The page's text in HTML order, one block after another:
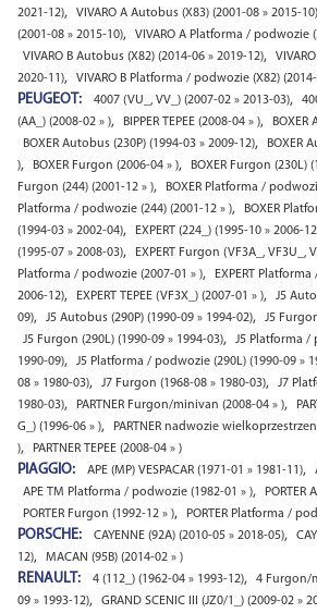
2021-12), VIVARO A Autobus (X83) (2001-08 » 2015-10)
(2001-08 » 2015-10), VIVARO A Platforma / podwozie
VIVARO B Autobus (X82) (2014-06 » 2019-12),
2020-11), VIVARO B Platforma / podwozie (X82)
PEUGEOT: 4007 (VU_, VV_) (2007-02 » 2013-03),
(AA_) (2008-02 » ), BIPPER TEPEE (2008-04 » ), BOXER
BOXER Autobus (230P) (1994-03 » 2009-12),
BOXER
), BOXER Furgon (2006-04 » ), BOXER Furgon (230L)
Furgon (244) (2001-12 » ), BOXER Platforma /
Platforma / podwozie (244) (2001-12 » ),
BOXER
(1994-03 » 2002-04), EXPERT (224_) (1995-10 » 2006-
(1995-07 » 2008-03), EXPERT Furgon (VF3A_, VF3U_,
Platforma / podwozie (2007-01 » ),
EXPERT
2006-12), EXPERT TEPEE (VF3X_) (2007-01 » ),
J5
09), J5 Autobus (290P) (1990-09 » 1994-02), J5
J5 Furgon (290L) (1990-09 » 1994-03),
J5 Platforma /
1990-09), J5 Platforma / podwozie (290L) (1990-09 »
08 » 1980-03), J7 Furgon (1968-08 » 1980-03),
J7
1980-03), PARTNER Furgon/minivan (2008-04 » ),
G_) (1996-06 » ),
PARTNER nadwozie
), PARTNER TEPEE (2008-04 » )
PIAGGIO: APE (MP) VESPACAR (1971-01 » 1981-11),
APE TM Platforma / podwozie (1982-01 » ), PORTER
PORTER Furgon (1992-12 » ), PORTER Platforma /
PORSCHE: CAYENNE (92A) (2010-05 » 2018-05),
12), MACAN (95B) (2014-02 » )
RENAULT: 4 (112_) (1962-04 » 1993-12),
4 Furgon/
09 » 1993-12), GRAND SCENIC III (JZ0/1_) (2009-02 »